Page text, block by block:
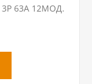
3P 63A 12МОД.